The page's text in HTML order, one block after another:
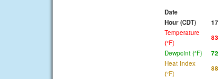
Date
Hour (CDT)
17
Temperature
(°F)
83
Dewpoint (°F)
72
Heat Index
(°F)
88